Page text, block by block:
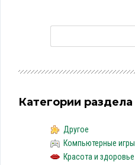
Категории раздела
Другое
Компьютерные игры
Красота и здоровье